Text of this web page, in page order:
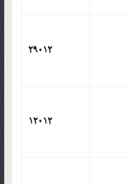
29012
12012